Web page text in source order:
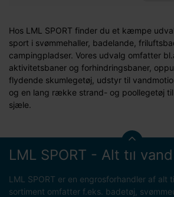
Hos LML SPORT finder du et kæmpe
sport i svømmehaller, badelande,
campingpladser. Vores udvalg omfatter
aktivitetsbaner og forhindringsbaner,
flydende skumlegetøj, udstyr til
og en lang række strand- og poollegetøj
sjæle.
LML SPORT - Alt til vand
LML SPORT er en engrosforhandler af alt
sortiment omfatter f.eks. badetøj,